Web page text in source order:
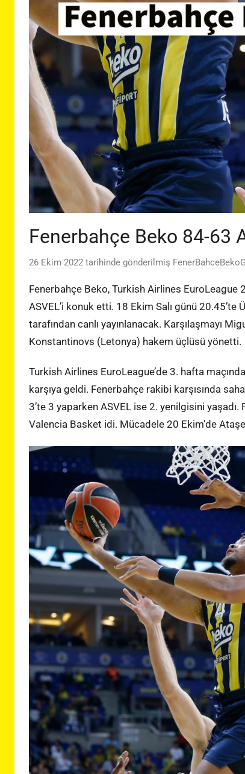
Fenerbahçe Beko 84-63
26 Ekim 2022 tarihinde gönderilmiş
Fenerbahçe Beko, Turkish Airlines EuroLeague
ASVEL’i konuk etti. 18 Ekim Salı günü
tarafından canlı yayınlanacak. Karşılaşmayı
Konstantinovs (Letonya) hakem üçlüsü yönetti.
Turkish Airlines EuroLeague’de 3. hafta
karşıya geldi. Fenerbahçe rakibi karşısında
3’te 3 yaparken ASVEL ise 2. yenilgisini
Valencia Basket idi. Mücadele 20 Ekim’de